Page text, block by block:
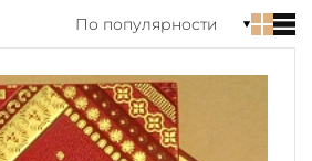
По популярности